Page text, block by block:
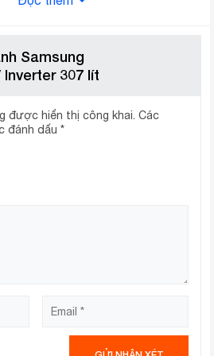
92 lít và ngăn lạnh 215 lít, tủ lạnh
sự lựa chọn đáng cân nhắc cho
tiết kiệm điện, vận
Samsung
Inverter 307 lít
được hiển thị công khai. Các
đánh dấu *